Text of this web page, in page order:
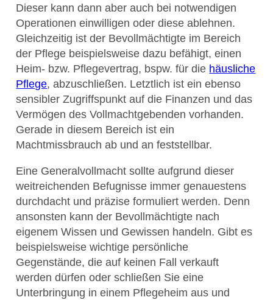
Dieser kann dann aber auch bei notwendigen
Operationen einwilligen oder diese ablehnen.
Gleichzeitig ist der Bevollmächtigte im Bereich
der Pflege beispielsweise dazu befähigt, einen
Heim- bzw. Pflegevertrag, bspw. für die häusliche
Pflege, abzuschließen. Letztlich ist ein ebenso
sensibler Zugriffspunkt auf die Finanzen und das
Vermögen des Vollmachtgebenden vorhanden.
Gerade in diesem Bereich ist ein
Machtmissbrauch ab und an feststellbar.
Eine Generalvollmacht sollte aufgrund dieser
weitreichenden Befugnisse immer genauestens
durchdacht und präzise formuliert werden. Denn
ansonsten kann der Bevollmächtigte nach
eigenem Wissen und Gewissen handeln. Gibt es
beispielsweise wichtige persönliche
Gegenstände, die auf keinen Fall verkauft
werden dürfen oder schließen Sie eine
Unterbringung in einem Pflegeheim aus und